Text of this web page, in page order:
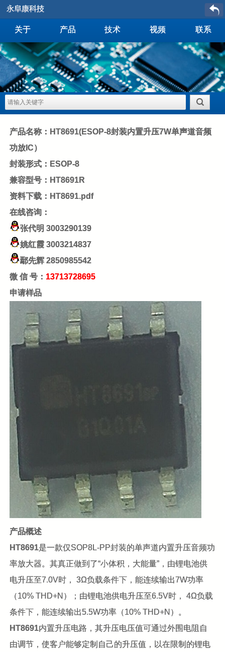
关于 产品 技术 视频 联系
产品名称：HT8691(ESOP-8封装内置升压7W单声道音频
功放IC）
封装形式：ESOP-8
兼容型号：HT8691R
资料下载： HT8691.pdf
在线咨询：
张代明3003290139
姚红霞3003214837
鄢先辉2850985542
微 信 号： 13713728695
申请样品
产品概述
HT8691是一款仅SOP8L-PP封装的单声道内置升压音频功
率放大器。其真正做到了“小体积，大能量”，由锂电池供
电升压至7.0V时， 3Ω负载条件下，能连续输出7W功率
（10% THD+N）；由锂电池供电升压至6.5V时， 4Ω负载
条件下，能连续输出5.5W功率（10% THD+N）。
HT8691内置升压电路，其升压电压值可通过外围电阻自
由调节，使客户能够定制自己的升压值，以在限制的锂电